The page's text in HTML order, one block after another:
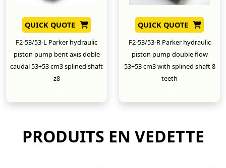
QUICK QUOTE
F2-53/53-L Parker hydraulic
piston pump bent axis doble
caudal 53+53 cm3 splined shaft
z8
QUICK QUOTE
F2-53/53-R Parker hydraulic
piston pump double flow
53+53 cm3 with splined shaft 8
teeth
PRODUITS EN VEDETTE